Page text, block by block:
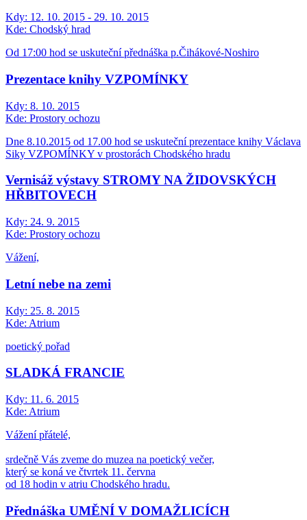
Kdy: 12. 10. 2015 - 29. 10. 2015
Kde: Chodský hrad
Od 17:00 hod se uskuteční přednáška p.Čihákové-Noshiro
Prezentace knihy VZPOMÍNKY
Kdy: 8. 10. 2015
Kde: Prostory ochozu
Dne 8.10.2015 od 17.00 hod se uskuteční prezentace knihy Václava
Siky VZPOMÍNKY v prostorách Chodského hradu
Vernisáž výstavy STROMY NA ŽIDOVSKÝCH
HŘBITOVECH
Kdy: 24. 9. 2015
Kde: Prostory ochozu
Vážení,
Letní nebe na zemi
Kdy: 25. 8. 2015
Kde: Atrium
poetický pořad
SLADKÁ FRANCIE
Kdy: 11. 6. 2015
Kde: Atrium
Vážení přátelé,
srdečně Vás zveme do muzea na poetický večer,
který se koná ve čtvrtek 11. června
od 18 hodin v atriu Chodského hradu.
Přednáška UMĚNÍ V DOMAŽLICÍCH